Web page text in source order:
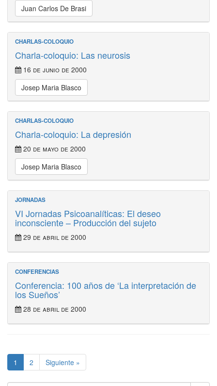
Juan Carlos De Brasi
CHARLAS-COLOQUIO
Charla-coloquio: Las neurosis
16 de junio de 2000
Josep Maria Blasco
CHARLAS-COLOQUIO
Charla-coloquio: La depresión
20 de mayo de 2000
Josep Maria Blasco
JORNADAS
VI Jornadas Psicoanalíticas: El deseo
inconsciente – Producción del sujeto
29 de abril de 2000
CONFERENCIAS
Conferencia: 100 años de ‘La interpretación de
los Sueños’
28 de abril de 2000
1 2 Siguiente »